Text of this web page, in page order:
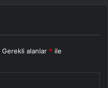
Gerekli alanlar * ile